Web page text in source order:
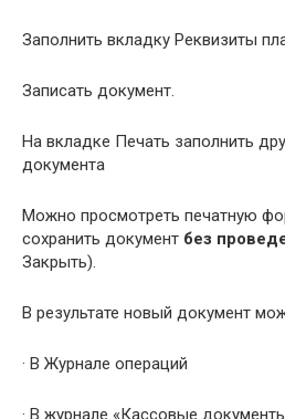
Заполнить вкладку Реквизиты
Записать документ.
На вкладке Печать заполнить
документа
Можно просмотреть печатную
сохранить документ без
Закрыть).
В результате новый документ
· В Журнале операций
· В журнале «Кассовые